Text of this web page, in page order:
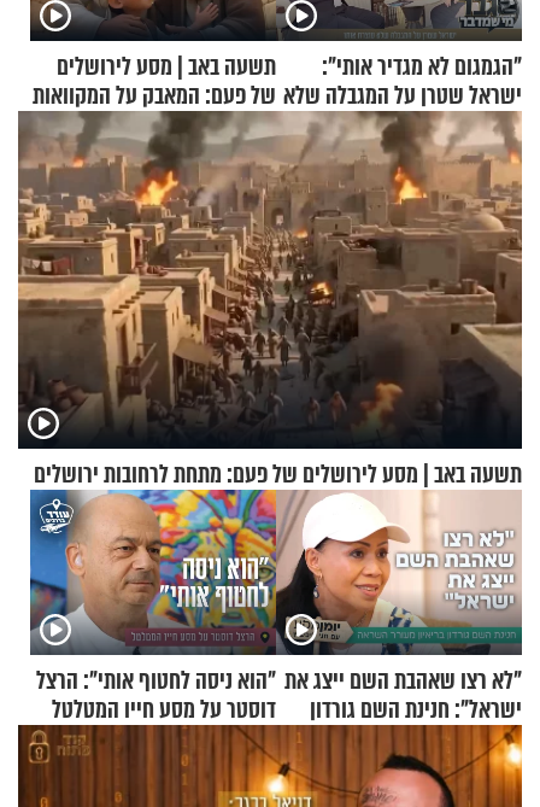
"הגמגום לא מגדיר אותי":
ישראל שטרן על המגבלה שלא
עוצרת אותו
תשעה באב | מסע לירושלים
של פעם: המאבק על המקוואות
תשעה באב | מסע לירושלים של פעם: מתחת לרחובות ירושלים
"לא רצו שאהבת השם ייצג את
ישראל": חנינת השם גורדון
בריאיון מעורר השראה
"הוא ניסה לחטוף אותי": הרצל
דוסטר על מסע חייו המטלטל